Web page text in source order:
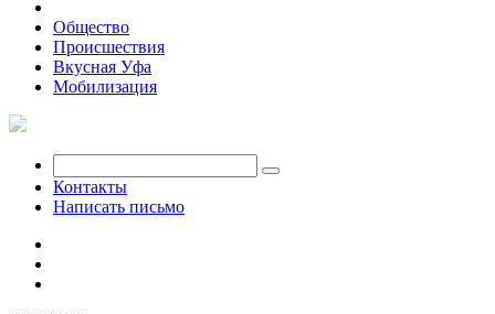
Общество
Происшествия
Вкусная Уфа
Мобилизация
Контакты
Написать письмо